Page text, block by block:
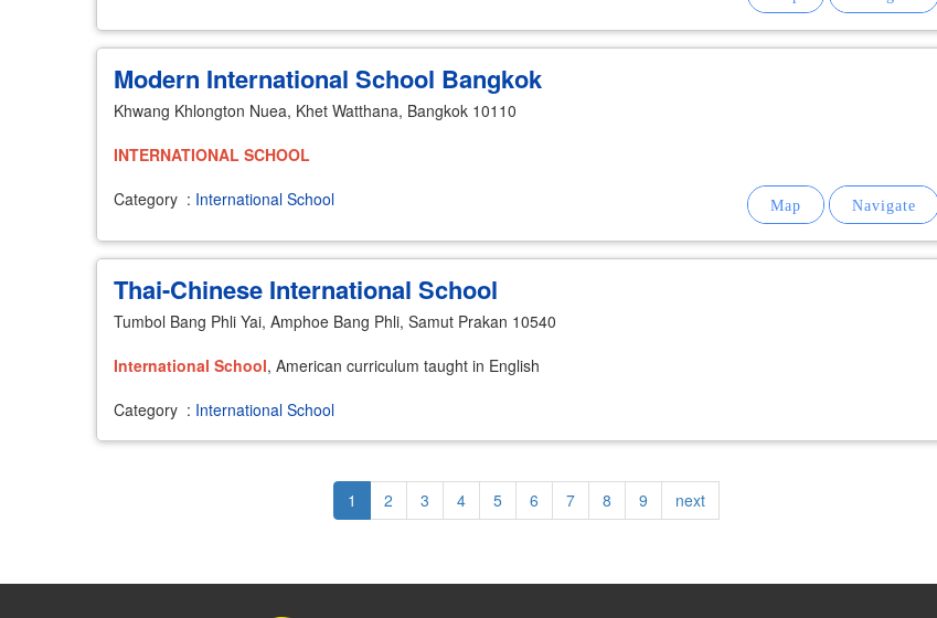
Modern International School Bangkok
Khwang Khlongton Nuea, Khet Watthana, Bangkok 10110
INTERNATIONAL SCHOOL
Category : International School
Thai-Chinese International School
Tumbol Bang Phli Yai, Amphoe Bang Phli, Samut Prakan 10540
International School, American curriculum taught in English
Category : International School
Current
page
1 Page
2 Page
3 Page
4 Page
5 Page
6 Page
7 Page
8 Page
9
Next
page
next